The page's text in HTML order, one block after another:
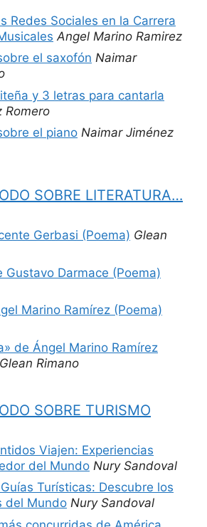
Redes Sociales en la Carrera
Angel Marino Ramirez
el saxofón Naimar
y 3 letras para cantarla
Romero
el piano Naimar Jiménez
SOBRE LITERATURA…
Gerbasi (Poema) Glean
Gustavo Darmace (Poema)
Marino Ramírez (Poema)
de Ángel Marino Ramírez
Glean Rimano
SOBRE TURISMO
Viajen: Experiencias
del Mundo Nury Sandoval
Turísticas: Descubre los
del Mundo Nury Sandoval